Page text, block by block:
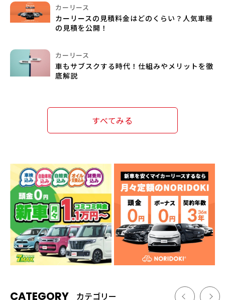
カーリース
カーリースの見積料金はどのくらい？人気車種
の見積を公開！
カーリース
車もサブスクする時代！仕組みやメリットを徹
底解説
すべてみる
CATEGORY カテゴリー